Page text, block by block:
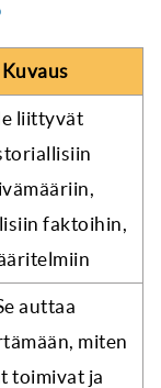
Kuvaus
liittyvät
faktoihin,
auttaa
miten
toimivat ja